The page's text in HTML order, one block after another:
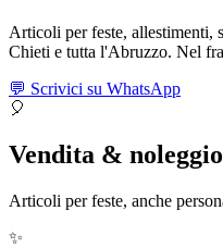
Articoli per feste, allestimenti,
Chieti e tutta l'Abruzzo. Nel
💬 Scrivici su WhatsApp
🎈
Vendita & noleggio
Articoli per feste, anche
✨